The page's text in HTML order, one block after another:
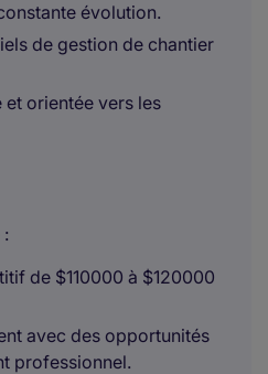
évolution.
de gestion de chantier
orientée vers les
de $110000 à $120000
avec des opportunités
professionnel.